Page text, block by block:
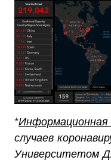
*Информационная
случаев
Университетом